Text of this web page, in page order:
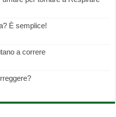
È semplice!
a correre